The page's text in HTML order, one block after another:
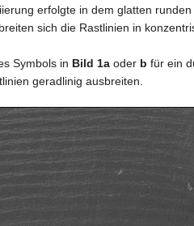
erfolgte in dem glatten
sich die Rastlinien in
Symbols in Bild 1a oder b für ein
geradlinig ausbreiten.